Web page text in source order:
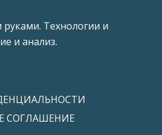
Технологии и
и анализ.
СОГЛАШЕНИЕ